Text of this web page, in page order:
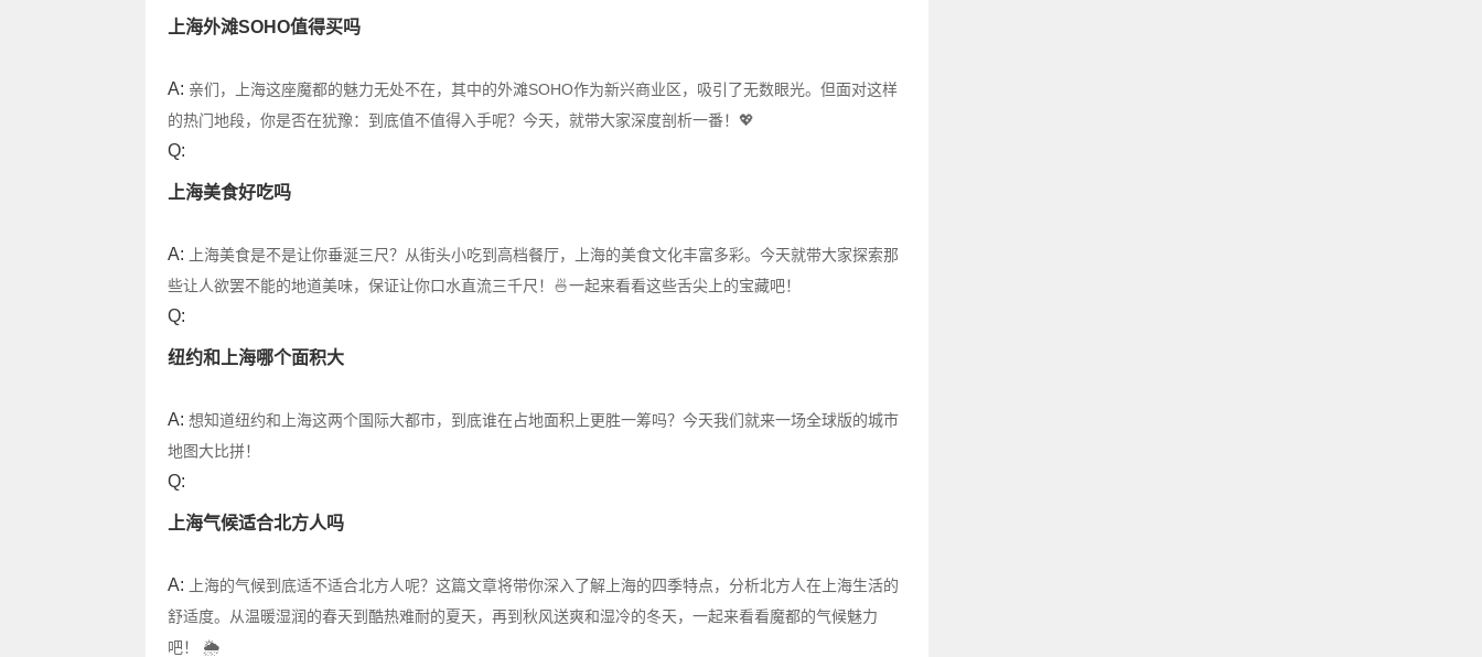
上海外滩SOHO值得买吗
A: 亲们，上海这座魔都的魅力无处不在，其中的外滩SOHO作为新兴商业区，吸引了无数眼光。但面对这样
的热门地段，你是否在犹豫：到底值不值得入手呢？今天，就带大家深度剖析一番！💖
Q:
上海美食好吃吗
A:
上海美食是不是让你垂涎三尺？从街头小吃到高档餐厅，上海的美食文化丰富多彩。今天就带大家探索那
些让人欲罢不能的地道美味，保证让你口水直流三千尺！🍜一起来看看这些舌尖上的宝藏吧！
Q:
纽约和上海哪个面积大
A: 想知道纽约和上海这两个国际大都市，到底谁在占地面积上更胜一筹吗？今天我们就来一场全球版的城市
地图大比拼！
Q:
上海气候适合北方人吗
A:
上海的气候到底适不适合北方人呢？这篇文章将带你深入了解上海的四季特点，分析北方人在上海生活的
舒适度。从温暖湿润的春天到酷热难耐的夏天，再到秋风送爽和湿冷的冬天，一起来看看魔都的气候魅力
吧！ 🌦️